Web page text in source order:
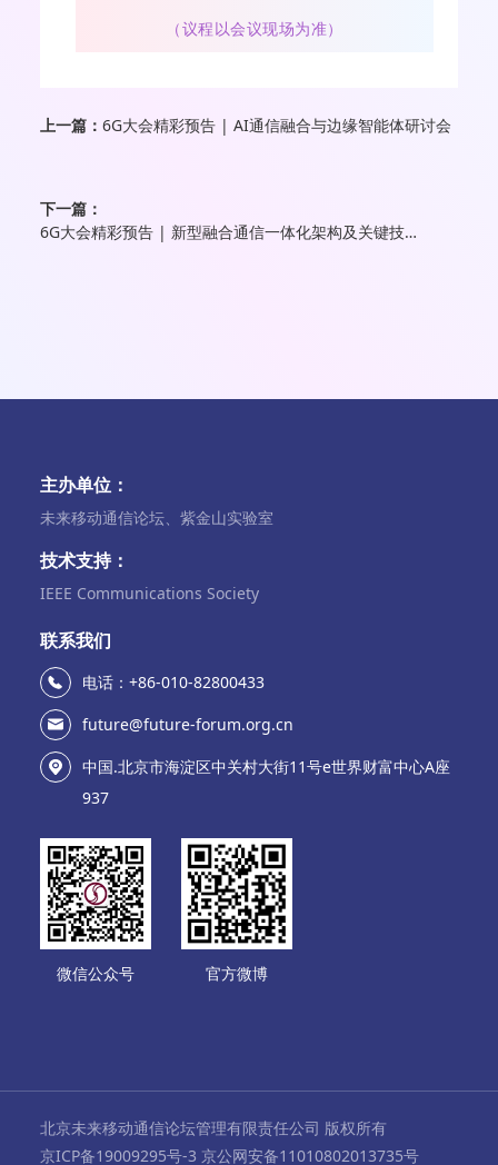
（议程以会议现场为准）
上一篇： 6G大会精彩预告 | AI通信融合与边缘智能体研讨会
下一篇：
6G大会精彩预告 | 新型融合通信一体化架构及关键技术会议
主办单位：
未来移动通信论坛、紫金山实验室
技术支持：
IEEE Communications Society
联系我们
电话：+86-010-82800433
future@future-forum.org.cn
中国.北京市海淀区中关村大街11号e世界财富中心A座
937
微信公众号 官方微博
北京未来移动通信论坛管理有限责任公司 版权所有
京ICP备19009295号-3 京公网安备11010802013735号